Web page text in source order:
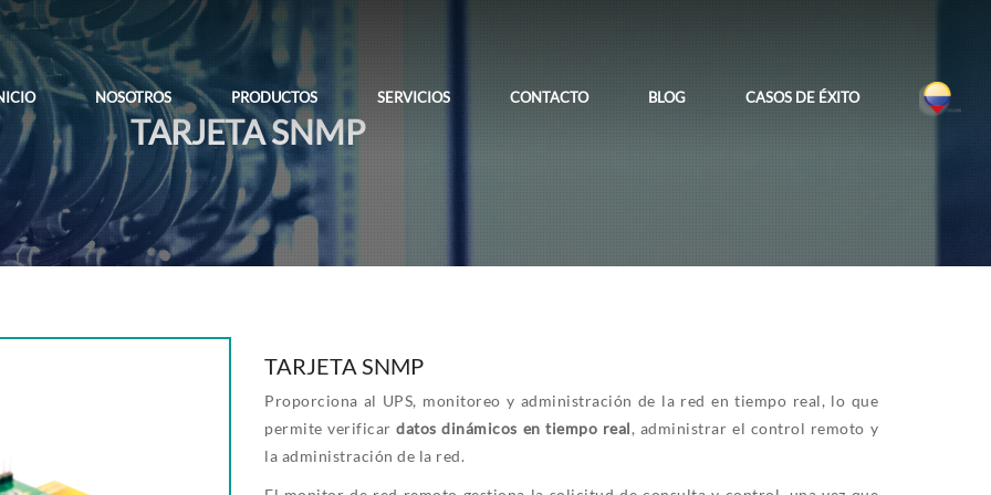
NOSOTROS PRODUCTOS SERVICIOS CONTACTO BLOG CASOS DE ÉXITO
TARJETA SNMP
TARJETA SNMP
Proporciona al UPS, monitoreo y administración de la red en tiempo real, lo que
permite verificardatos dinámicos en tiempo real, administrar el control remoto y
la administración de la red.